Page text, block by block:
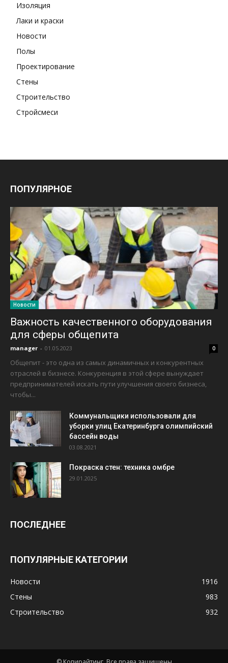
Изоляция
Лаки и краски
Новости
Полы
Проектирование
Стены
Строительство
Стройсмеси
ПОПУЛЯРНОЕ
Новости
Важность качественного оборудования
для сферы общепита
manager - 01.05.2023 0
Общепит - это одна из самых динамичных и конкурентных
отраслей в бизнесе. Конкуренция в этой сфере вынуждает
предпринимателей искать пути улучшения своего бизнеса,
чтобы...
Коммунальщики использовали для
уборки улиц Екатеринбурга олимпийский
бассейн воды
03.08.2021
Покраска стен: техника омбре
29.01.2025
ПОСЛЕДНЕЕ
ПОПУЛЯРНЫЕ КАТЕГОРИИ
Новости
1916
Стены
983
Строительство
932